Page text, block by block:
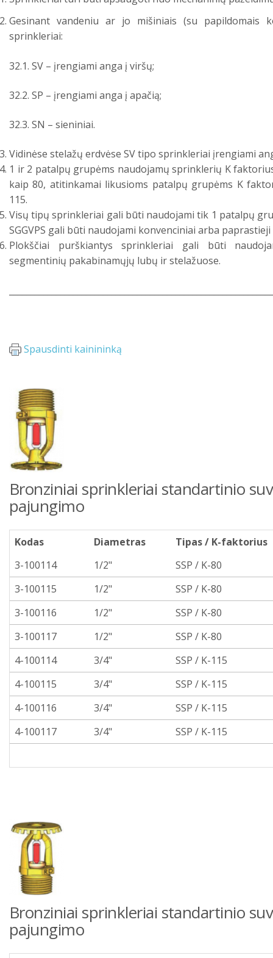
Gesinant vandeniu ar jo mišiniais (su papildomais
sprinkleriai:
32.1. SV – įrengiami anga į viršų;
32.2. SP – įrengiami anga į apačią;
32.3. SN – sieniniai.
Vidinėse stelažų erdvėse SV tipo sprinkleriai įrengiami
1 ir 2 patalpų grupėms naudojamų sprinklerių K
kaip 80, atitinkamai likusioms patalpų grupėms K
115.
Visų tipų sprinkleriai gali būti naudojami tik 1 patalpų
SGGVPS gali būti naudojami konvenciniai arba
Plokščiai purškiantys sprinkleriai gali būti
segmentinių pakabinamųjų lubų ir stelažuose.
Spausdinti kainininką
Bronziniai sprinkleriai standartinio
pajungimo
Kodas Diametras
Tipas / K-faktorius
3-100114
1/2"
SSP / K-80
3-100115
1/2"
SSP / K-80
3-100116
1/2"
SSP / K-80
3-100117
1/2"
SSP / K-80
4-100114
3/4"
SSP / K-115
4-100115
3/4"
SSP / K-115
4-100116
3/4"
SSP / K-115
4-100117
3/4" SSP / K-115
Bronziniai sprinkleriai standartinio
pajungimo